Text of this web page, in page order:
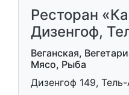
Ресторан
Дизенгоф,
Веганская,
Мясо, Рыба
Дизенгоф 149,